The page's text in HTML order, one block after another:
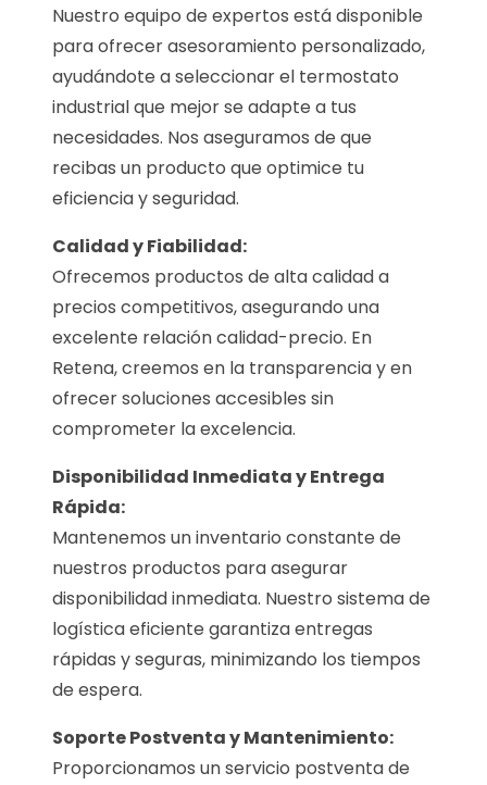
Nuestro equipo de expertos está disponible
para ofrecer asesoramiento personalizado,
ayudándote a seleccionar el termostato
industrial que mejor se adapte a tus
necesidades. Nos aseguramos de que
recibas un producto que optimice tu
eficiencia y seguridad.
Calidad y Fiabilidad:
Ofrecemos productos de alta calidad a
precios competitivos, asegurando una
excelente relación calidad-precio. En
Retena, creemos en la transparencia y en
ofrecer soluciones accesibles sin
comprometer la excelencia.
Disponibilidad Inmediata y Entrega
Rápida:
Mantenemos un inventario constante de
nuestros productos para asegurar
disponibilidad inmediata. Nuestro sistema de
logística eficiente garantiza entregas
rápidas y seguras, minimizando los tiempos
de espera.
Soporte Postventa y Mantenimiento:
Proporcionamos un servicio postventa de